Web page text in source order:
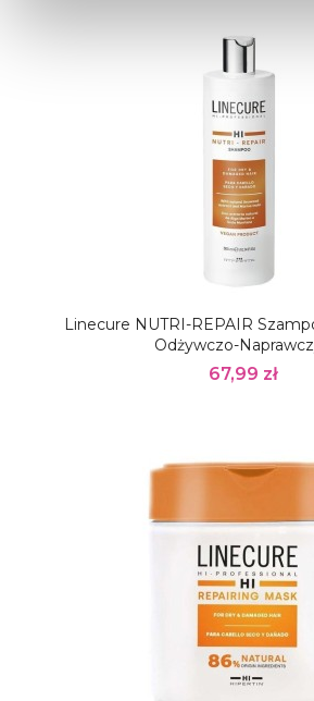
Linecure NUTRI-REPAIR
Odżywczo-
67,99 zł